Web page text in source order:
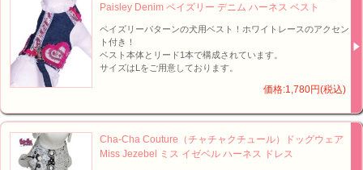
Paisley Denim ペイズリー デニム ハーネス ベスト
ペイズリーパターンの犬用ベスト！ホワイトレースのアクセン
ト付き！
ベスト本体とリード1本で構成されています。
サイズはLをご用意しております。
価格:1,780円(税込)
Cha-Cha Couture（チャチャクチュール）ドッグウェア
Miss Jezebel ミス イゼベル ハーネス ドレス